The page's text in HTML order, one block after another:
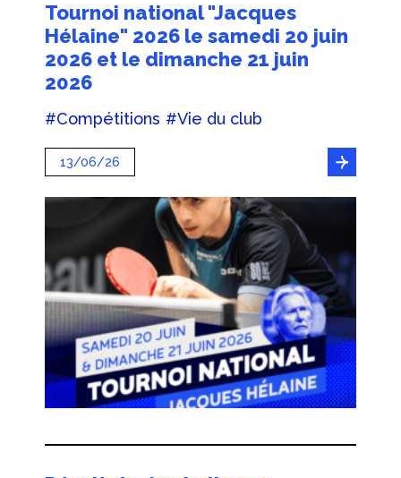
Tournoi national "Jacques
Hélaine" 2026 le samedi 20 juin
2026 et le dimanche 21 juin
2026
#Compétitions #Vie du club
13/06/26